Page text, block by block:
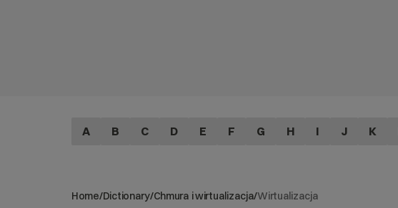
A B C D E F G H I J K
Home/Dictionary/Chmura i wirtualizacja/Wirtualizacja